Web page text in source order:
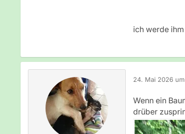
ich werde
24. Mai 2026 um
Wenn ein
drüber